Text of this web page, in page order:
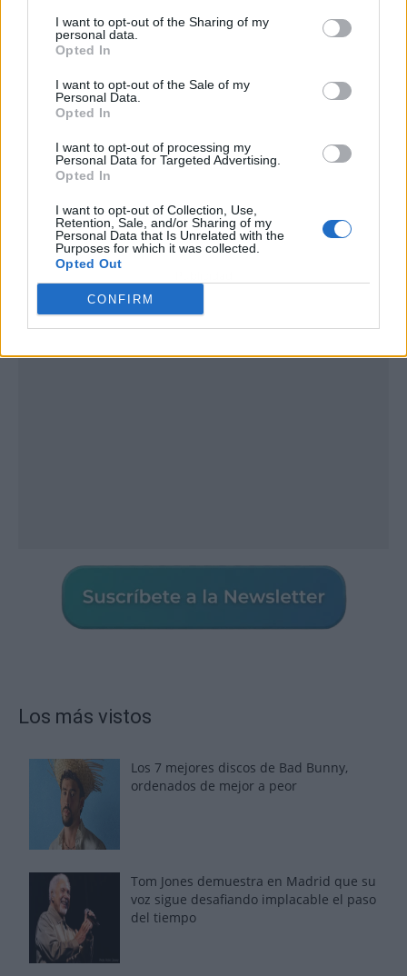
I want to opt-out of the Sharing of my
personal data.
Opted In
I want to opt-out of the Sale of my
Personal Data.
Opted In
I want to opt-out of processing my
Personal Data for Targeted Advertising.
Opted In
I want to opt-out of Collection, Use,
Retention, Sale, and/or Sharing of my
Personal Data that Is Unrelated with the
Purposes for which it was collected.
Opted Out
CONFIRM
Los más vistos
Los 7 mejores discos de Bad Bunny,
ordenados de mejor a peor
Tom Jones demuestra en Madrid que su
voz sigue desafiando implacable el paso
del tiempo